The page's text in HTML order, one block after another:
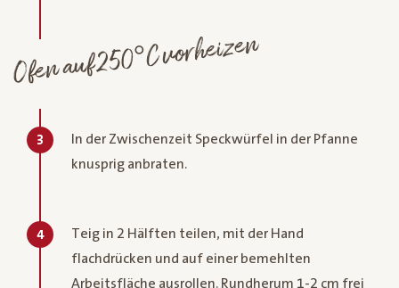
Ofen auf 250°C vorheizen
3
In der Zwischenzeit Speckwürfel in der Pfanne
knusprig anbraten.
4
Teig in 2 Hälften teilen, mit der Hand
flachdrücken und auf einer bemehlten
Arbeitsfläche ausrollen. Rundherum 1-2 cm frei